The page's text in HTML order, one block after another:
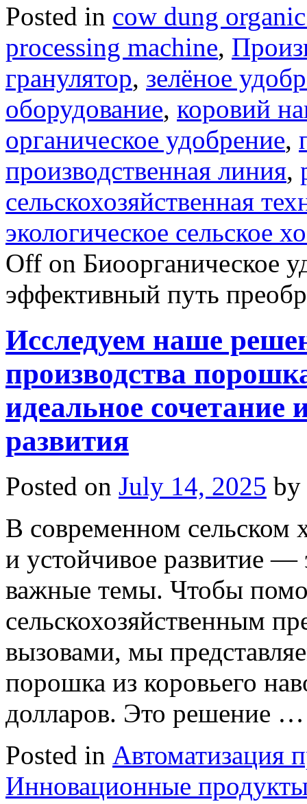
Posted in cow dung
processing machine,
гранулятор, зелёное
оборудование, коровий
органическое удобрение,
производственная линия,
сельскохозяйственная
экологическое сельское
Off on Биоорганическое
эффективный путь
Исследуем наше
производства
идеальное сочетание
развития
Posted on July 14, 2025 by
В современном сельском
и устойчивое развитие —
важные темы. Чтобы
сельскохозяйственным
вызовами, мы
порошка из коровьего
долларов. Это решение
Posted in Автоматизация
Инновационные